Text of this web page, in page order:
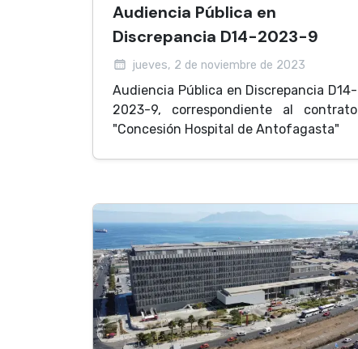
Audiencia Pública en
Discrepancia D14-2023-9
jueves, 2 de noviembre de 2023
Audiencia Pública en Discrepancia D14-
2023-9, correspondiente al contrato
"Concesión Hospital de Antofagasta"